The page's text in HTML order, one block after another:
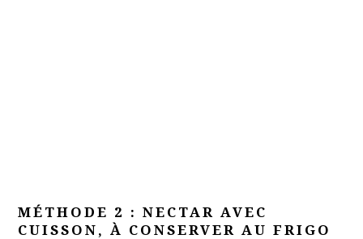
MÉTHODE 2 : NECTAR AVEC
CUISSON, À CONSERVER AU FRIGO